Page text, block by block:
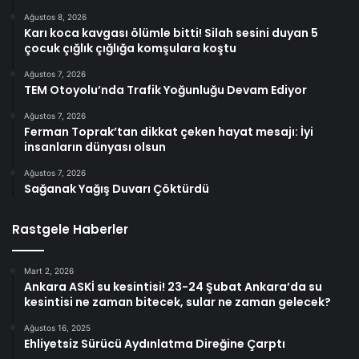
Ağustos 8, 2026
Karı koca kavgası ölümle bitti! Silah sesini duyan 5
çocuk çığlık çığlığa komşulara koştu
Ağustos 7, 2026
TEM Otoyolu’nda Trafik Yoğunluğu Devam Ediyor
Ağustos 7, 2026
Ferman Toprak’tan dikkat çeken hayat mesajı: İyi
insanların dünyası olsun
Ağustos 7, 2026
Sağanak Yağış Duvarı Çöktürdü
Rastgele Haberler
Mart 2, 2026
Ankara ASKİ su kesintisi! 23-24 Şubat Ankara’da su
kesintisi ne zaman bitecek, sular ne zaman gelecek?
Ağustos 16, 2025
Ehliyetsiz Sürücü Aydınlatma Direğine Çarptı